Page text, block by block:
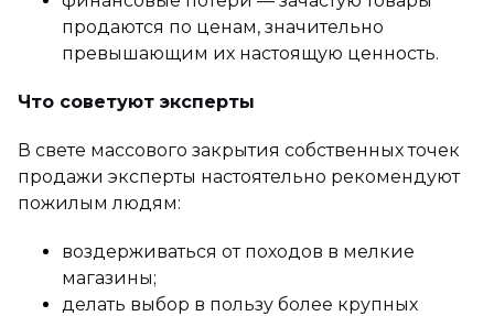
продаются по ценам, значительно
превышающим их настоящую ценность.
Что советуют эксперты
В свете массового закрытия собственных точек
продажи эксперты настоятельно рекомендуют
пожилым людям:
воздерживаться от походов в мелкие
магазины;
делать выбор в пользу более крупных